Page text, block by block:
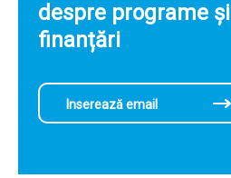
despre programe și
finanțări